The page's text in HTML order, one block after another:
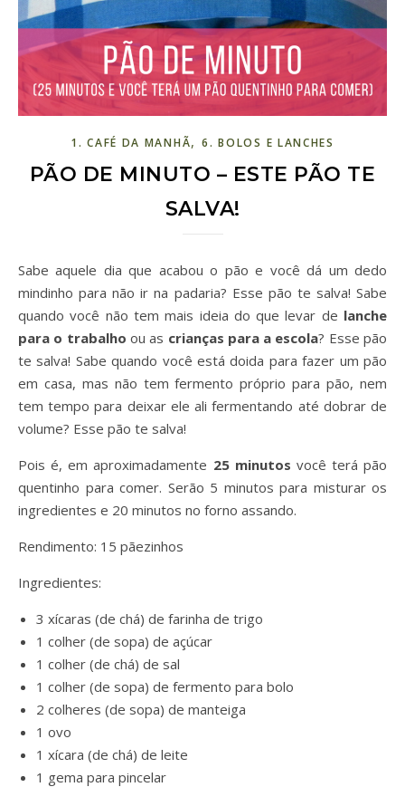
1. CAFÉ DA MANHÃ,6. BOLOS E LANCHES
PÃO DE MINUTO – ESTE PÃO TE
SALVA!
Sabe aquele dia que acabou o pão e você dá um dedo
mindinho para não ir na padaria? Esse pão te salva! Sabe
quando você não tem mais ideia do que levar de lanche
para o trabalho ou as crianças para a escola? Esse pão
te salva! Sabe quando você está doida para fazer um pão
em casa, mas não tem fermento próprio para pão, nem
tem tempo para deixar ele ali fermentando até dobrar de
volume? Esse pão te salva!
Pois é, em aproximadamente 25 minutos você terá pão
quentinho para comer. Serão 5 minutos para misturar os
ingredientes e 20 minutos no forno assando.
Rendimento: 15 pãezinhos
Ingredientes:
3 xícaras (de chá) de farinha de trigo
1 colher (de sopa) de açúcar
1 colher (de chá) de sal
1 colher (de sopa) de fermento para bolo
2 colheres (de sopa) de manteiga
1 ovo
1 xícara (de chá) de leite
1 gema para pincelar